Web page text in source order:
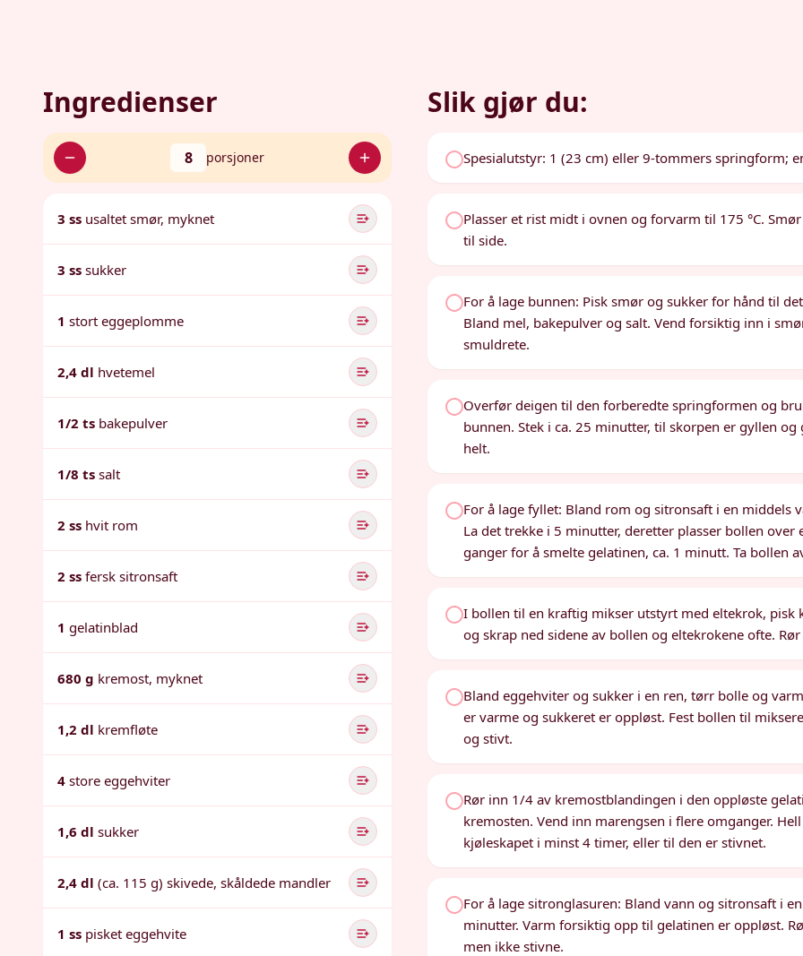
Ingredienser
8 porsjoner
3 ss usaltet smør, myknet
3 ss sukker
1 stort eggeplomme
2,4 dl hvetemel
1/2 ts bakepulver
1/8 ts salt
2 ss hvit rom
2 ss fersk sitronsaft
1 gelatinblad
680 g kremost, myknet
1,2 dl kremfløte
4 store eggehviter
1,6 dl sukker
2,4 dl (ca. 115 g) skivede, skåldede mandler
1 ss pisket eggehvite
Slik gjør du:
Spesialutstyr: 1 (23 cm) eller 9-tommers springform;
Plasser et rist midt i ovnen og forvarm til 175 °C.
til side.
For å lage bunnen: Pisk smør og sukker for hånd til
Bland mel, bakepulver og salt. Vend forsiktig inn i
smuldrete.
Overfør deigen til den forberedte springformen og
bunnen. Stek i ca. 25 minutter, til skorpen er gyllen
helt.
For å lage fyllet: Bland rom og sitronsaft i en middels
La det trekke i 5 minutter, deretter plasser bollen
ganger for å smelte gelatinen, ca. 1 minutt. Ta bollen
I bollen til en kraftig mikser utstyrt med eltekrok, pisk
og skrap ned sidene av bollen og eltekrokene ofte.
Bland eggehviter og sukker i en ren, tørr bolle og
er varme og sukkeret er oppløst. Fest bollen til
og stivt.
Rør inn 1/4 av kremostblandingen i den oppløste
kremosten. Vend inn marengsen i flere omganger.
kjøleskapet i minst 4 timer, eller til den er stivnet.
For å lage sitronglasuren: Bland vann og sitronsaft i
minutter. Varm forsiktig opp til gelatinen er oppløst.
men ikke stivne.